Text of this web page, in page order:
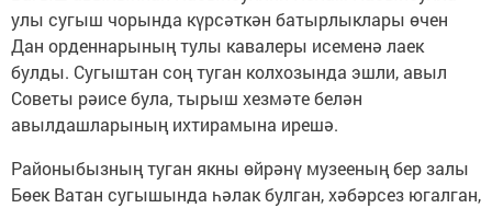
улы сугыш чорында күрсәткән батырлыклары өчен
Дан орденнарының тулы кавалеры исеменә лаек
булды. Сугыштан соң туган колхозында эшли, авыл
Советы рәисе була, тырыш хезмәте белән
авылдашларының ихтирамына ирешә.
Районыбызның туган якны өйрәнү музееның бер залы
Бөек Ватан сугышында һәлак булган, хәбәрсез югалган,